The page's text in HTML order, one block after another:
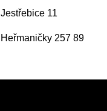
Jestřebice 11
Heřmaničky 257 89